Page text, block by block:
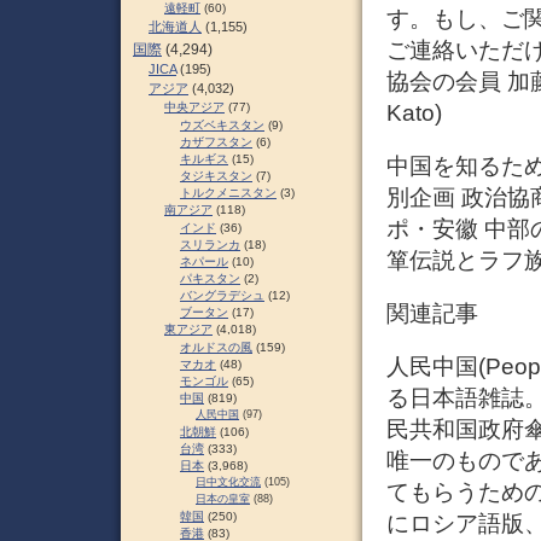
す。もし、ご
ご連絡いただ
協会の会員 加
Kato)
中国を知るた
別企画 政治協
ポ・安徽 中部
箪伝説とラフ
関連記事
人民中国
る日本語雑誌
民共和国政府
唯一のもので
てもらうため
にロシア語版
遠軽町 (60)
北海道人 (1,155)
国際 (4,294)
JICA(195)
アジア (4,032)
中央アジア (77)
ウズベキスタン (9)
カザフスタン (6)
キルギス (15)
タジキスタン (7)
トルクメニスタン (3)
南アジア (118)
インド (36)
スリランカ (18)
ネパール (10)
パキスタン (2)
バングラデシュ (12)
ブータン (17)
東アジア (4,018)
オルドスの風 (159)
マカオ (48)
モンゴル (65)
中国 (819)
人民中国 (97)
北朝鮮 (106)
台湾 (333)
日本 (3,968)
日中文化交流 (105)
日本の皇室 (88)
韓国 (250)
香港 (83)